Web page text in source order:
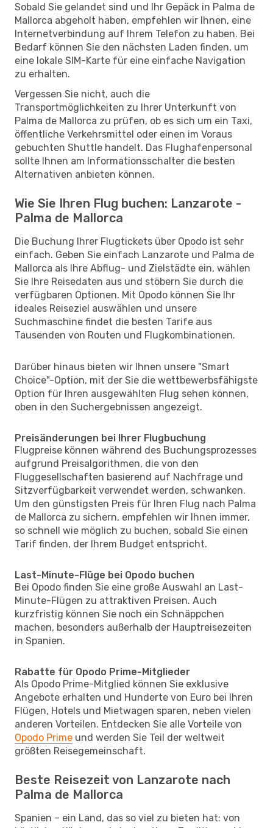
Sobald Sie gelandet sind und Ihr Gepäck in Palma de
Mallorca abgeholt haben, empfehlen wir Ihnen, eine
Internetverbindung auf Ihrem Telefon zu haben. Bei
Bedarf können Sie den nächsten Laden finden, um
eine lokale SIM-Karte für eine einfache Navigation
zu erhalten.
Vergessen Sie nicht, auch die
Transportmöglichkeiten zu Ihrer Unterkunft von
Palma de Mallorca zu prüfen, ob es sich um ein Taxi,
öffentliche Verkehrsmittel oder einen im Voraus
gebuchten Shuttle handelt. Das Flughafenpersonal
sollte Ihnen am Informationsschalter die besten
Alternativen anbieten können.
Wie Sie Ihren Flug buchen: Lanzarote -
Palma de Mallorca
Die Buchung Ihrer Flugtickets über Opodo ist sehr
einfach. Geben Sie einfach Lanzarote und Palma de
Mallorca als Ihre Abflug- und Zielstädte ein, wählen
Sie Ihre Reisedaten aus und stöbern Sie durch die
verfügbaren Optionen. Mit Opodo können Sie Ihr
ideales Reiseziel auswählen und unsere
Suchmaschine findet die besten Tarife aus
Tausenden von Routen und Flugkombinationen.
Darüber hinaus bieten wir Ihnen unsere "Smart
Choice"-Option, mit der Sie die wettbewerbsfähigste
Option für Ihren ausgewählten Flug sehen können,
oben in den Suchergebnissen angezeigt.
Preisänderungen bei Ihrer Flugbuchung
Flugpreise können während des Buchungsprozesses
aufgrund Preisalgorithmen, die von den
Fluggesellschaften basierend auf Nachfrage und
Sitzverfügbarkeit verwendet werden, schwanken.
Um den günstigsten Preis für Ihren Flug nach Palma
de Mallorca zu sichern, empfehlen wir Ihnen immer,
so schnell wie möglich zu buchen, sobald Sie einen
Tarif finden, der Ihrem Budget entspricht.
Last-Minute-Flüge bei Opodo buchen
Bei Opodo finden Sie eine große Auswahl an Last-
Minute-Flügen zu attraktiven Preisen. Auch
kurzfristig können Sie noch ein Schnäppchen
machen, besonders außerhalb der Hauptreisezeiten
in Spanien.
Rabatte für Opodo Prime-Mitglieder
Als Opodo Prime-Mitglied können Sie exklusive
Angebote erhalten und Hunderte von Euro bei Ihren
Flügen, Hotels und Mietwagen sparen, neben vielen
anderen Vorteilen. Entdecken Sie alle Vorteile von
Opodo Prime und werden Sie Teil der weltweit
größten Reisegemeinschaft.
Beste Reisezeit von Lanzarote nach
Palma de Mallorca
Spanien – ein Land, das so viel zu bieten hat: von